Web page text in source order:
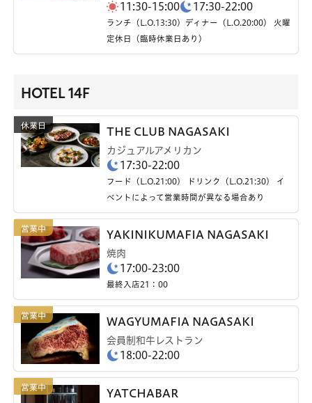
11:30-15:00 17:30-22:00
ランチ（L.O.13:30）ディナー（L.O.20:00） 火曜
定休日（臨時休業日あり）
HOTEL 14F
THE CLUB NAGASAKI
カジュアルアメリカン
17:30-22:00
フード（L.O.21:00） ドリンク（L.O.21:30） イ
ベントによって営業時間が異なる場合あり
YAKINIKUMAFIA NAGASAKI
焼肉
17:00-23:00
最終入店21：00
WAGYUMAFIA NAGASAKI
会員制和牛レストラン
18:00-22:00
YATCHABAR